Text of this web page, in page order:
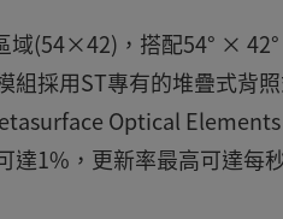
域(54×42)，搭配54° ×
組採用ST專有的堆疊式背
Optical
達1%，更新率最高可達每